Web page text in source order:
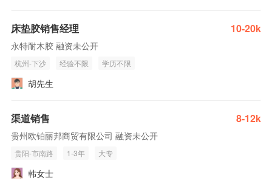
床垫胶销售经理 10-20k
永特耐木胶 融资未公开
杭州-下沙 经验不限 学历不限
胡先生
渠道销售 8-12k
贵州欧铂丽邦商贸有限公司 融资未公开
贵阳-市南路 1-3年 大专
韩女士